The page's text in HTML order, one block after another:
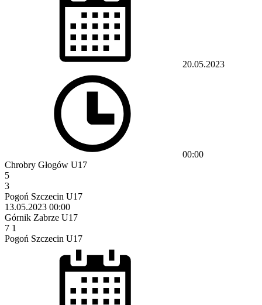
20.05.2023
00:00
Chrobry Głogów U17
5
3
Pogoń Szczecin U17
13.05.2023 00:00
Górnik Zabrze U17
7 1
Pogoń Szczecin U17